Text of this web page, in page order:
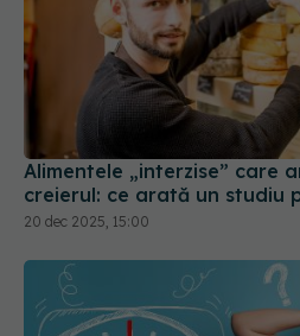
Alimentele „interzise” care
creierul: ce arată un studiu